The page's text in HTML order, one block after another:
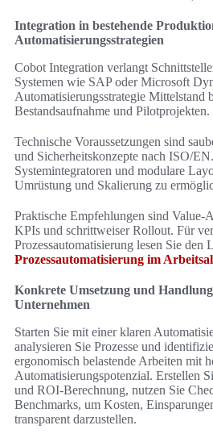
Integration in bestehende
Automatisierungsstrategien
Cobot Integration verlangt
Systemen wie SAP oder Microsoft
Automatisierungsstrategie Mittelstand
Bestandsaufnahme und Pilotprojekten.
Technische Voraussetzungen sind
und Sicherheitskonzepte nach ISO/
Systemintegratoren und modulare
Umrüstung und Skalierung zu
Praktische Empfehlungen sind Value-
KPIs und schrittweiser Rollout. Für
Prozessautomatisierung lesen Sie den
Prozessautomatisierung im
Konkrete Umsetzung und
Unternehmen
Starten Sie mit einer klaren
analysieren Sie Prozesse und
ergonomisch belastende Arbeiten mit
Automatisierungspotenzial. Erstellen
und ROI-Berechnung, nutzen Sie
Benchmarks, um Kosten,
transparent darzustellen.